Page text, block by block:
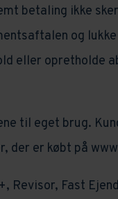
betaling ikke
og
eller opretholde
til eget brug.
er købt på
Revisor, Fast